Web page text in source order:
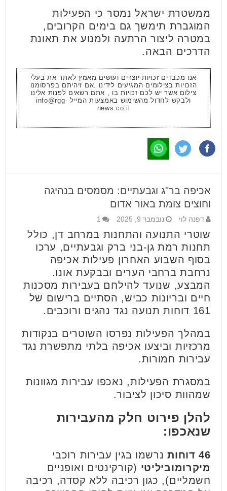
ממשטרת ישראל נמסר כי הפעילות
המוגברת תימשך גם בימים הקרובים,
במטרה ליצור הרתעה ולמנוע את תאונת
הדרכים הבאה.
אנו מכבדים זכויות יוצרים ועושים מאמץ לאתר את בעלי
הזכויות בצילומים המגיעים לידינו .אם זיהיתם בפרסומנו
צילום אשר יש לכם זכויות בו , אתם רשאים לפנות אלינו
ולבקש לחדול מהשימוש באמצעות המייל info@rgg-
news.co.il
אכיפה בר"ג וגבעתיים: מסמסים בנהיגה
וחוצים צומת באור אדום
דפנה לוי נובמבר 9, 2025 1
שוטרי התנועה והתחנות במרחב דן, כולל
תחנות רמת גן-בני ברק וגבעתיים, ערכו
בסוף השבוע האחרון פעילות אכיפה
נרחבת ברחבי הערים ובבקעת אונו.
המבצע, שנועד להילחם בעבירות מסכנות
חיים ובריונות כביש, הסתיים ברישום של
161 דוחות תנועה נגד נהגים ורוכבים.
במהלך הפעילות נפרסו השוטרים בנקודות
מרכזיות וביצעו אכיפה בלתי מתפשרת נגד
עבירות חמורות.
במסגרת הפעילות, נאכפו עבירות מגוונות
שמהוות סיכון לציבור.
להלן פירוט חלק מהעבירות
שנאכפו:
46 דוחות
נרשמו בגין עבירות רוכבי
מיקרומוביליטי (קורקינטים ואופניים
חשמליים), כגון רכיבה ללא קסדה, רכיבה